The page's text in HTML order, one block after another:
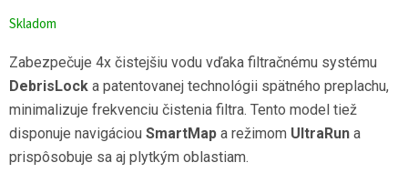
Skladom
Zabezpečuje 4x čistejšiu vodu vďaka filtračnému systému
DebrisLock a patentovanej technológii spätného preplachu,
minimalizuje frekvenciu čistenia filtra. Tento model tiež
disponuje navigáciou SmartMap a režimom UltraRun a
prispôsobuje sa aj plytkým oblastiam.